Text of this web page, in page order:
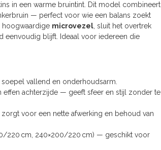
in een warme bruintint. Dit model combineert
— perfect voor wie een balans zoekt
hoogwaardige microvezel , sluit het overtrek
eenvoudig blijft. Ideaal voor iedereen die
vallend en onderhoudsarm.
achterzijde — geeft sfeer en stijl zonder te
voor een nette afwerking en behoud van
220 cm, 240×200/220 cm) — geschikt voor